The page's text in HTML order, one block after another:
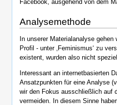
Facebook, ausgehend von dem
Analysemethode
In unserer Materialanalyse
Profil - unter ‚Feminismus‘ zu
existent, wurden also nicht
Interessant an internetbasierten
Ansatzpunkten für eine Analyse
wir den Fokus ausschließlich auf
vermeiden. In diesem Sinne